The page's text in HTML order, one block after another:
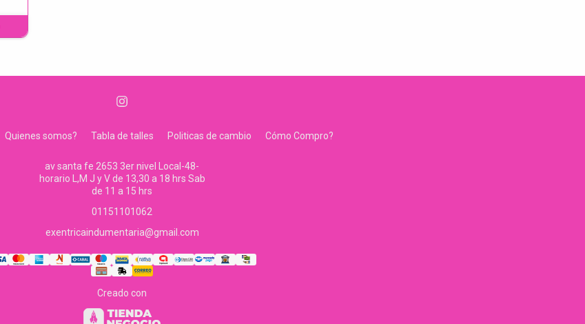
Quienes somos? Tabla de talles Politicas de cambio Cómo Compro?
av santa fe 2653 3er nivel Local-48-
horario L,M J y V de 13,30 a 18 hrs Sab
de 11 a 15 hrs
01151101062
exentricaindumentaria@gmail.com
Creado con